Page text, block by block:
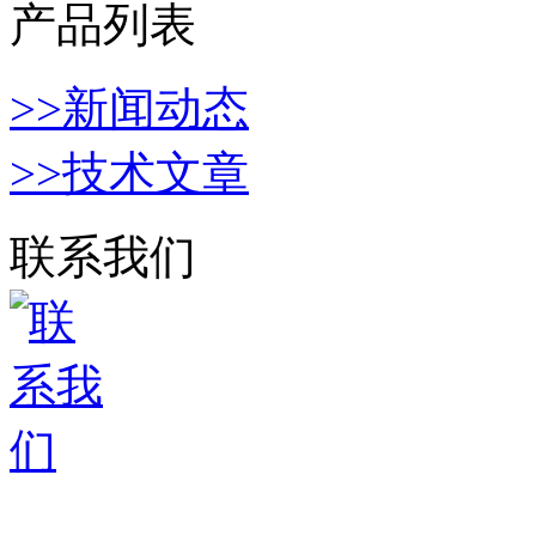
产品列表
>>新闻动态
>>技术文章
联系我们